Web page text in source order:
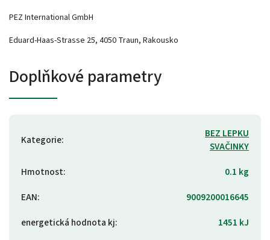
PEZ International GmbH
Eduard-Haas-Strasse 25, 4050 Traun, Rakousko
Doplňkové parametry
Kategorie:
BEZ LEPKU
SVAČINKY
Hmotnost:
0.1 kg
EAN:
9009200016645
energetická hodnota kj:
1451 kJ